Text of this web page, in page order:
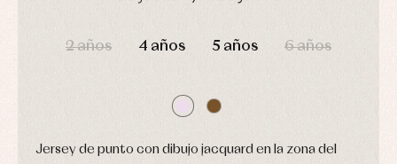
2 años 4 años 5 años 6 años
Jersey de punto con dibujo jacquard en la zona del
de
interior,
Arras
Blusas
Chaquetas
y
capotas
Puericultura